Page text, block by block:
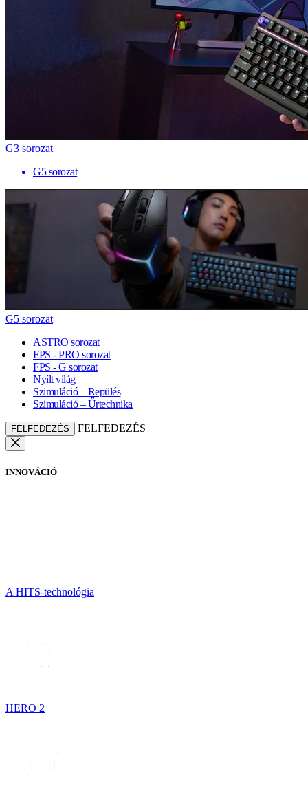
G3 sorozat
G5 sorozat
G5 sorozat
ASTRO sorozat
FPS - PRO sorozat
FPS - G sorozat
Nyílt világ
Szimuláció – Repülés
Szimuláció – Űrtechnika
FELFEDEZÉS FELFEDEZÉS
INNOVÁCIÓ
A HITS-technológia
HERO 2